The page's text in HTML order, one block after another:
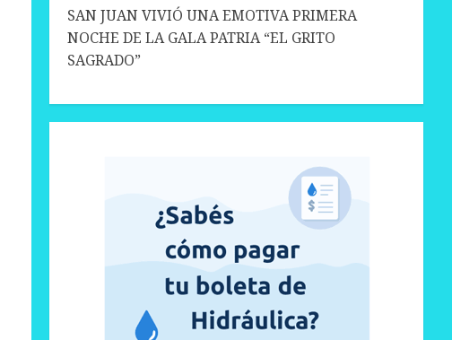
SAN JUAN VIVIÓ UNA EMOTIVA PRIMERA
NOCHE DE LA GALA PATRIA “EL GRITO
SAGRADO”